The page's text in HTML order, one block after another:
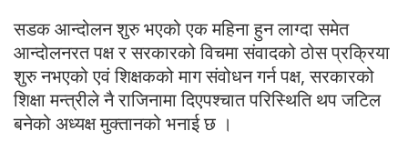
सडक आन्दोलन शुरु भएको एक महिना हुन लाग्दा समेत
आन्दोलनरत पक्ष र सरकारको विचमा संवादको ठोस प्रक्रिया
शुरु नभएको एवं शिक्षकको माग संवोधन गर्न पक्ष, सरकारको
शिक्षा मन्त्रीले नै राजिनामा दिएपश्चात परिस्थिति थप जटिल
बनेको अध्यक्ष मुक्तानको भनाई छ ।